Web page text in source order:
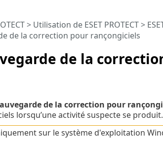
de la
> Utilisation de ESET PROTECT>
de la correction pour rançongiciels
de la correction pour
lorsqu’une activité suspecte se produit.
sur le système d'exploitation